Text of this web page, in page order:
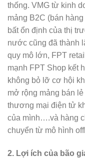
thống. VMG từ kinh
mảng B2C (bán
bất ổn định của thị
nước cũng đã thành
quy mô lớn, FPT
mạnh FPT Shop kết
không bỏ lỡ cơ hội
mở rộng mảng bán
thương mại điện tử
của mình….và hàng
chuyển từ mô hình
2. Lợi ích của bão